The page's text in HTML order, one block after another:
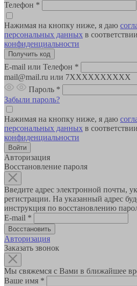
Телефон *
Нажимая на кнопку ниже, я даю
персональных данных в
конфиденциальности
E-mail или Телефон *
mail@mail.ru или 7XXXXXXXXXX
Пароль *
Забыли пароль?
Нажимая на кнопку ниже, я даю
персональных данных в
конфиденциальности
Авторизация
Восстановление пароля
Введите адрес электронной почты,
регистрации. На указанный адрес
инструкция по восстановлению
E-mail *
Авторизация
Заказать звонок
Мы свяжемся с Вами в ближайшее
Ваше имя *